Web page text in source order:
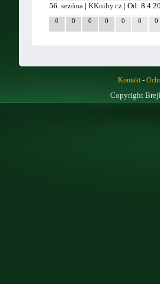
56. sezóna |KKnihy.cz | Od:
0 0 0 0 0 0 0
Kontakt-
Copyright